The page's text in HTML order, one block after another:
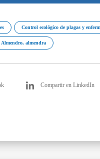
Control ecológico de plagas y
Almendro, almendra
Compartir en LinkedIn